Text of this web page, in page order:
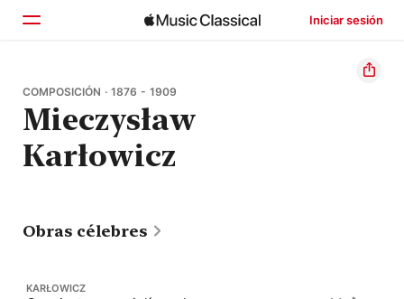
Iniciar sesión
Inicio
Explorar
Buscar
COMPOSICIÓN · 1876 - 1909
Mieczysław
Karłowicz
Obras célebres
KARŁOWICZ